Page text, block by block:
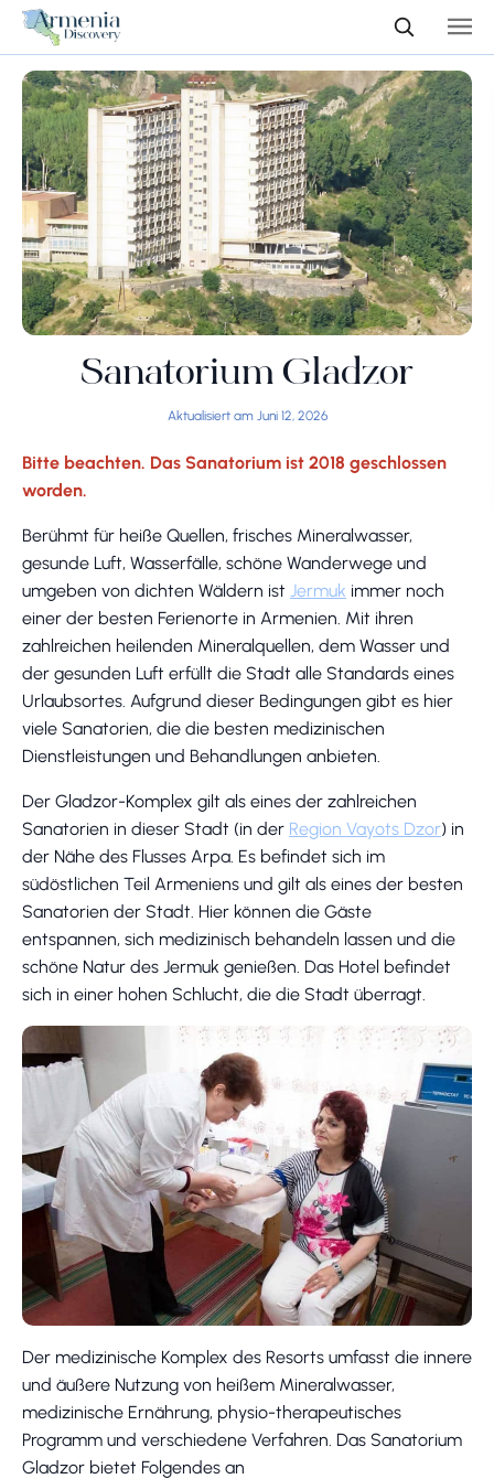
Sanatorium Gladzor
Aktualisiert am Juni 12, 2026
Bitte beachten. Das Sanatorium ist 2018 geschlossen
worden.
Berühmt für heiße Quellen, frisches Mineralwasser,
gesunde Luft, Wasserfälle, schöne Wanderwege und
umgeben von dichten Wäldern ist Jermuk immer noch
einer der besten Ferienorte in Armenien. Mit ihren
zahlreichen heilenden Mineralquellen, dem Wasser und
der gesunden Luft erfüllt die Stadt alle Standards eines
Urlaubsortes. Aufgrund dieser Bedingungen gibt es hier
viele Sanatorien, die die besten medizinischen
Dienstleistungen und Behandlungen anbieten.
Der Gladzor-Komplex gilt als eines der zahlreichen
Sanatorien in dieser Stadt (in der Region Vayots Dzor) in
der Nähe des Flusses Arpa. Es befindet sich im
südöstlichen Teil Armeniens und gilt als eines der besten
Sanatorien der Stadt. Hier können die Gäste
entspannen, sich medizinisch behandeln lassen und die
schöne Natur des Jermuk genießen. Das Hotel befindet
sich in einer hohen Schlucht, die die Stadt überragt.
Der medizinische Komplex des Resorts umfasst die innere
und äußere Nutzung von heißem Mineralwasser,
medizinische Ernährung, physio-therapeutisches
Programm und verschiedene Verfahren. Das Sanatorium
Gladzor bietet Folgendes an